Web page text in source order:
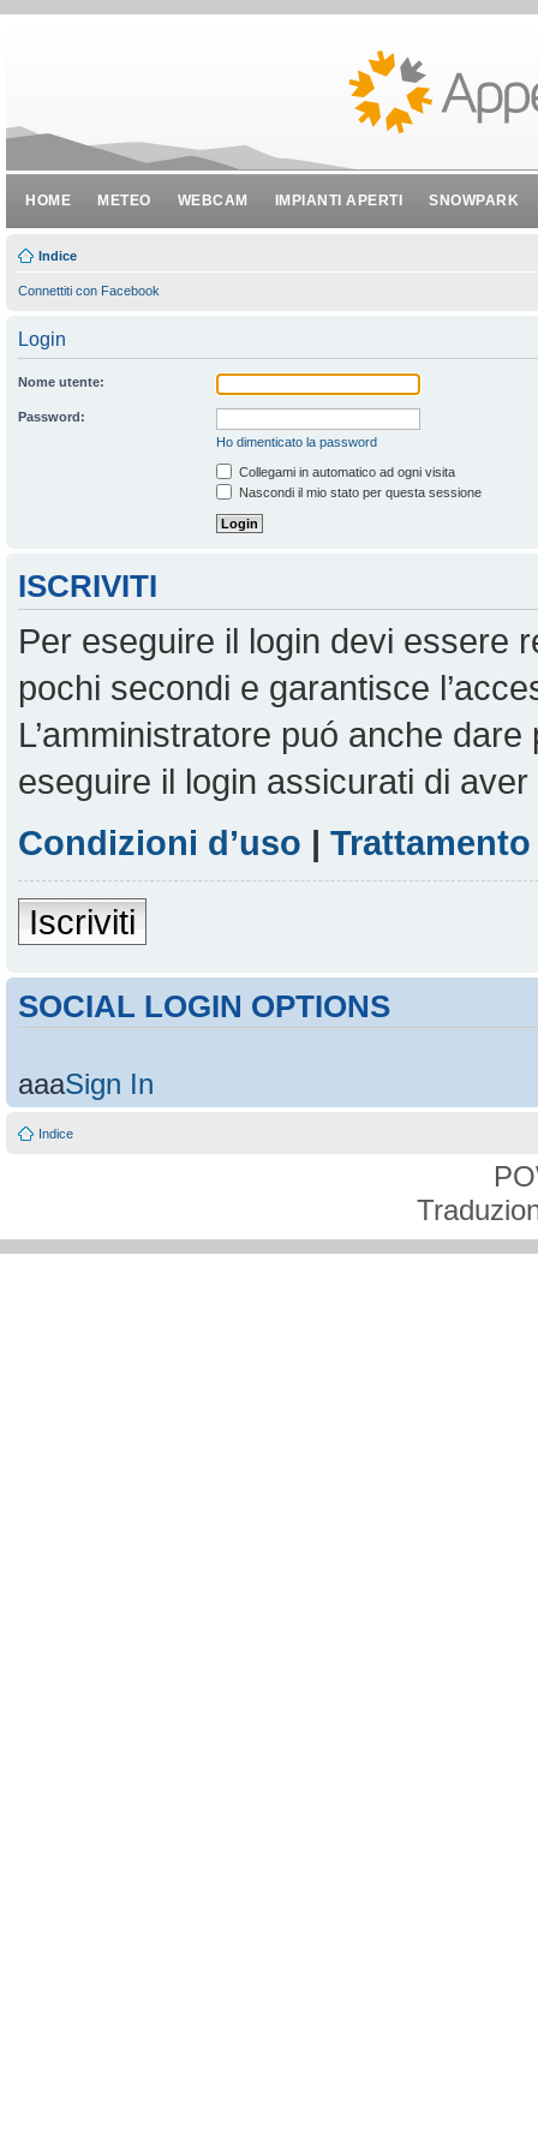
HOME METEO WEBCAM IMPIANTI APERTI SNOWPARK
Indice
Connettiti con Facebook
Login
Nome utente:
Password:
Ho dimenticato la password
Collegami in automatico ad ogni visita
Nascondi il mio stato per questa sessione
ISCRIVITI
Per eseguire il login devi essere
pochi secondi e garantisce
L’amministratore puó anche
eseguire il login assicurati di
Condizioni d’uso |
Iscriviti
SOCIAL LOGIN OPTIONS
aaaSign In
Indice